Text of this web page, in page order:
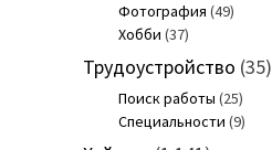
Фотография (49)
Хобби (37)
Трудоустройство (35)
Поиск работы (25)
Специальности (9)